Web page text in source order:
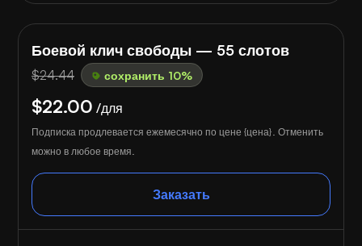
Боевой клич свободы — 55 слотов
$24.44 сохранить 10%
$22.00 /для
Подписка продлевается ежемесячно по цене {цена}. Отменить
можно в любое время.
Заказать